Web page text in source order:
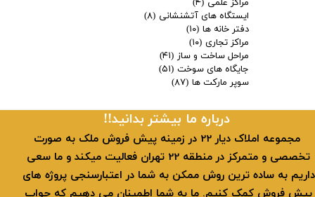
مراکز علمی (۴)
ایستگاه های آتشنشانی (۸)
دفتر خانه ها (۱۰)
مراکز تجاری (۱۰)
مراحل ساخت و ساز (۴۱)
جایگاه های سوخت (۵۱)
سوپر مارکت ها (۸۷)
​​درباره ما بیشتر بدانید!!
​ مجموعه املاک دیار 22 در زمینه پیش فروش ملک به صورت
تخصصی و متمرکز در منطقه 22 تهران فعالیت میکند و ما سعی
داریم به ساده ترین روش ممکن به شما در اعتبارسنجی پروژه های
پیش فروش کمک کنیم. ما به شما اطمینان می دهیم که جواب